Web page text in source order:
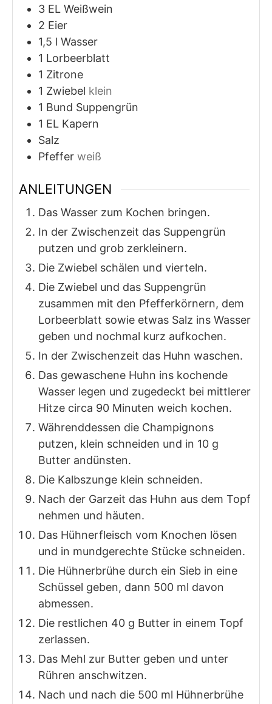
3 EL Weißwein
2 Eier
1,5 l Wasser
1 Lorbeerblatt
1 Zitrone
1 Zwiebel klein
1 Bund Suppengrün
1 EL Kapern
Salz
Pfeffer weiß
ANLEITUNGEN
Das Wasser zum Kochen bringen.
In der Zwischenzeit das Suppengrün
putzen und grob zerkleinern.
Die Zwiebel schälen und vierteln.
Die Zwiebel und das Suppengrün
zusammen mit den Pfefferkörnern, dem
Lorbeerblatt sowie etwas Salz ins Wasser
geben und nochmal kurz aufkochen.
In der Zwischenzeit das Huhn waschen.
Das gewaschene Huhn ins kochende
Wasser legen und zugedeckt bei mittlerer
Hitze circa 90 Minuten weich kochen.
Währenddessen die Champignons
putzen, klein schneiden und in 10 g
Butter andünsten.
Die Kalbszunge klein schneiden.
Nach der Garzeit das Huhn aus dem Topf
nehmen und häuten.
Das Hühnerfleisch vom Knochen lösen
und in mundgerechte Stücke schneiden.
Die Hühnerbrühe durch ein Sieb in eine
Schüssel geben, dann 500 ml davon
abmessen.
Die restlichen 40 g Butter in einem Topf
zerlassen.
Das Mehl zur Butter geben und unter
Rühren anschwitzen.
Nach und nach die 500 ml Hühnerbrühe